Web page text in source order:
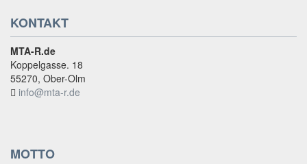
KONTAKT
MTA-R.de
Koppelgasse. 18
55270, Ober-Olm
info@mta-r.de
MOTTO